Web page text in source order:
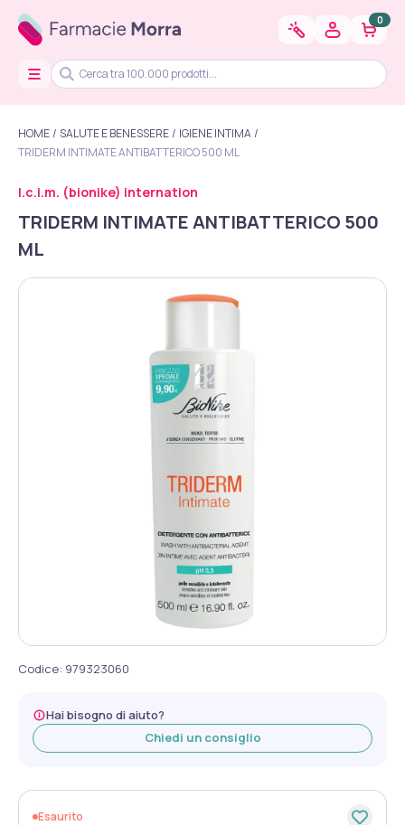
0
HOME SALUTE E BENESSERE
IGIENE INTIMA
TRIDERM INTIMATE ANTIBATTERICO 500 ML
I.c.i.m. (bionike) internation
TRIDERM INTIMATE ANTIBATTERICO 500
ML
Codice: 979323060
Hai bisogno di aiuto?
Chiedi un consiglio
Esaurito